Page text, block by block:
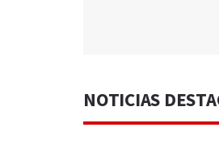
NOTICIAS